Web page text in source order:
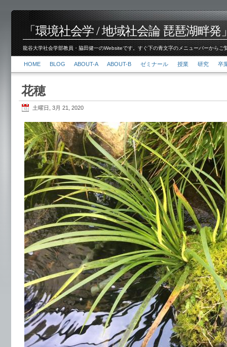
「環境社会学 / 地域社会論 琵琶湖畔発
龍谷大学社会学部教員・脇田健一のWebsiteです。すぐ下の青文字のメニューバーから
HOME BLOG ABOUT-A ABOUT-B ゼミナール 授業 研究 卒
花穂
土曜日, 3月 21, 2020